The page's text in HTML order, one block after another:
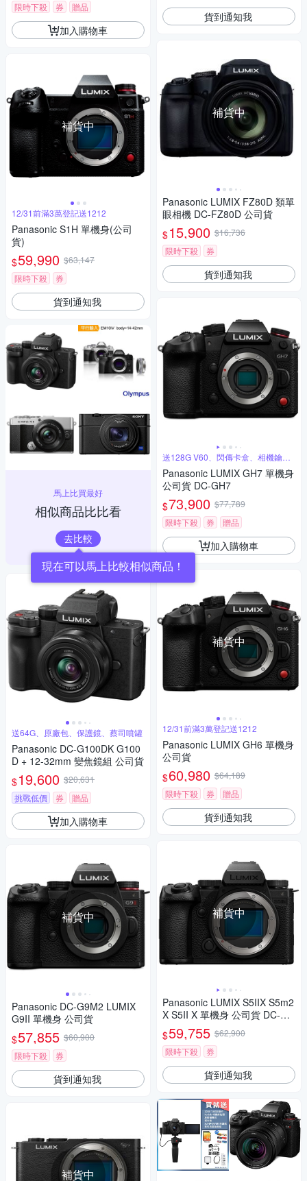
限時下殺
券 贈品
加入購物車
補貨中
12/31前滿3萬登記送1212
Panasonic S1H 單機身(公司
貨)
$59,990 $63,147
限時下殺
券
貨到通知我
馬上比買最好
相似商品比比看
去比較
現在可以馬上比較相似商品！
送64G、原廠包、保護鏡、蔡司噴罐
Panasonic DC-G100DK G100
D + 12-32mm 變焦鏡組 公司貨
$19,600 $20,631
挑戰低價
券 贈品
加入購物車
補貨中
Panasonic DC-G9M2 LUMIX
G9II 單機身 公司貨
$57,855 $60,900
限時下殺
券
貨到通知我
補貨中
貨到通知我
補貨中
Panasonic LUMIX FZ80D 類單
眼相機 DC-FZ80D 公司貨
$15,900 $16,736
限時下殺
券
貨到通知我
送128G V60、閃傳卡盒、相機鑰匙
圈
Panasonic LUMIX GH7 單機身
公司貨 DC-GH7
$73,900 $77,789
限時下殺
券 贈品
加入購物車
補貨中
12/31前滿3萬登記送1212
Panasonic LUMIX GH6 單機身
公司貨
$60,980 $64,189
限時下殺
券 贈品
貨到通知我
補貨中
Panasonic LUMIX S5IIX S5m2
X S5II X 單機身 公司貨 DC-S5
M2X
$59,755 $62,900
限時下殺
券
貨到通知我